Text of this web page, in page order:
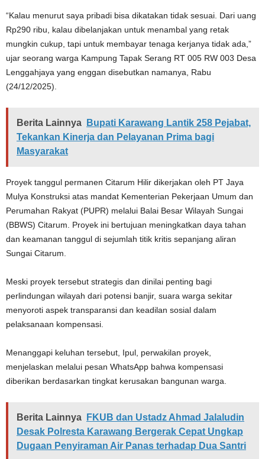
“Kalau menurut saya pribadi bisa dikatakan tidak sesuai. Dari uang
Rp290 ribu, kalau dibelanjakan untuk menambal yang retak
mungkin cukup, tapi untuk membayar tenaga kerjanya tidak ada,”
ujar seorang warga Kampung Tapak Serang RT 005 RW 003 Desa
Lenggahjaya yang enggan disebutkan namanya, Rabu
(24/12/2025).
Berita Lainnya
Bupati Karawang Lantik 258 Pejabat,
Tekankan Kinerja dan Pelayanan Prima bagi
Masyarakat
Proyek tanggul permanen Citarum Hilir dikerjakan oleh PT Jaya
Mulya Konstruksi atas mandat Kementerian Pekerjaan Umum dan
Perumahan Rakyat (PUPR) melalui Balai Besar Wilayah Sungai
(BBWS) Citarum. Proyek ini bertujuan meningkatkan daya tahan
dan keamanan tanggul di sejumlah titik kritis sepanjang aliran
Sungai Citarum.
Meski proyek tersebut strategis dan dinilai penting bagi
perlindungan wilayah dari potensi banjir, suara warga sekitar
menyoroti aspek transparansi dan keadilan sosial dalam
pelaksanaan kompensasi.
Menanggapi keluhan tersebut, Ipul, perwakilan proyek,
menjelaskan melalui pesan WhatsApp bahwa kompensasi
diberikan berdasarkan tingkat kerusakan bangunan warga.
Berita Lainnya
FKUB dan Ustadz Ahmad Jalaludin
Desak Polresta Karawang Bergerak Cepat Ungkap
Dugaan Penyiraman Air Panas terhadap Dua Santri